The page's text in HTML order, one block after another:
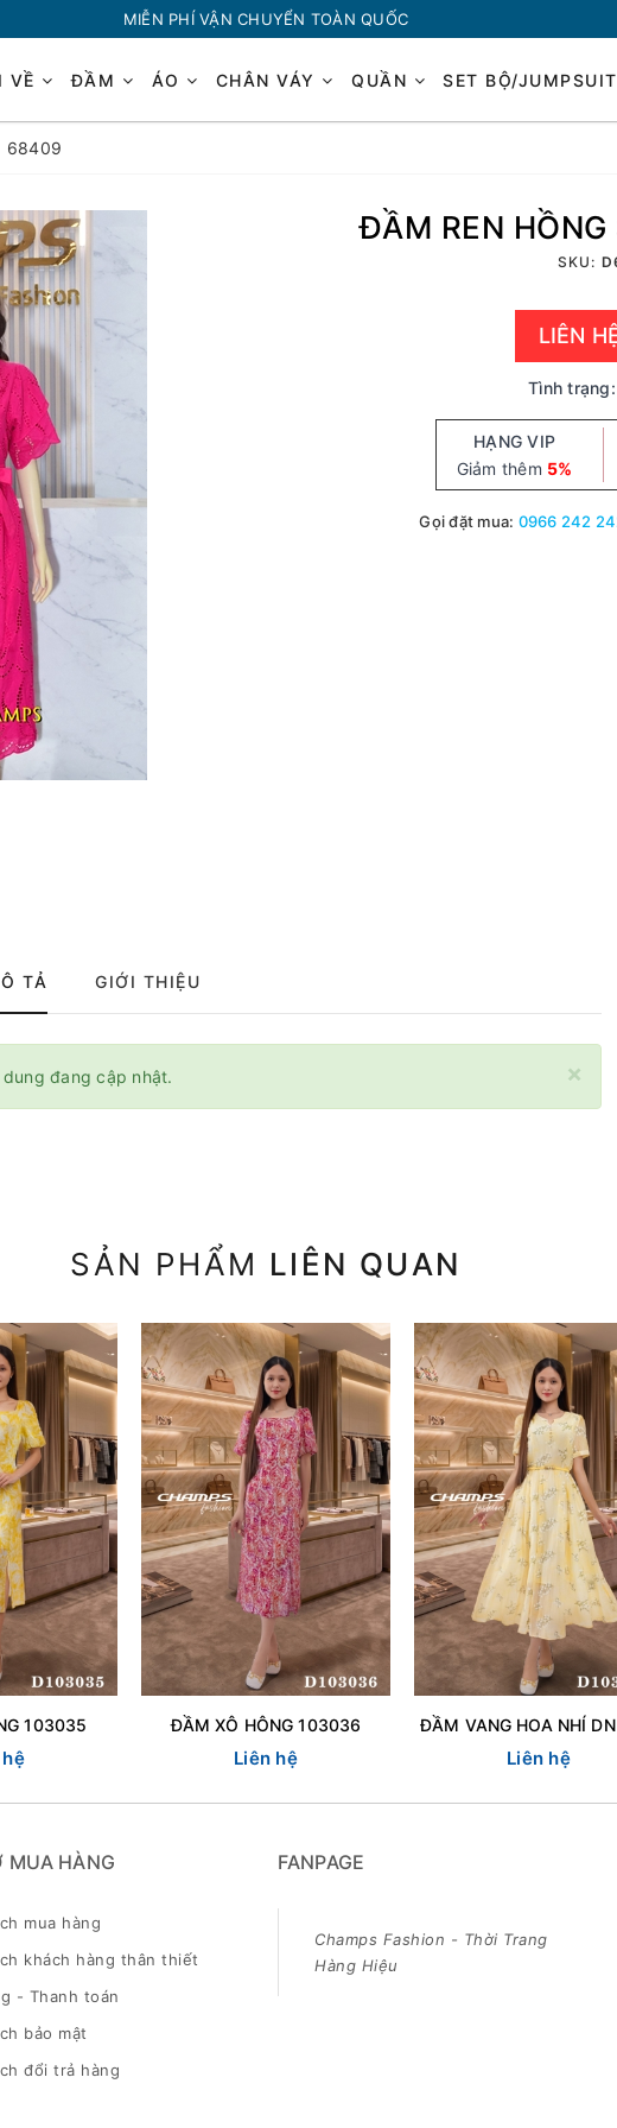
MIỄN PHÍ VẬN CHUYỂN TOÀN QUỐC
VỀ ĐẦM ÁO CHÂN VÁY QUẦN SET BỘ/JUMPSUIT
68409
ĐẦM REN
SKU:
LIÊN
Tình trạng:
HẠNG VIP
Giảm thêm 5%
Gọi đặt mua: 0966 242
TẢ GIỚI THIỆU
×
dung đang cập nhật.
SẢN PHẨM LIÊN QUAN
103035 ĐẦM XÔ HÔNG 103036
Liên hệ Liên hệ
MUA HÀNG
mua hàng
khách hàng thân thiết
- Thanh toán
bảo mật
đổi trả hàng
FANPAGE
Champs Fashion - Thời Trang
Hàng Hiệu